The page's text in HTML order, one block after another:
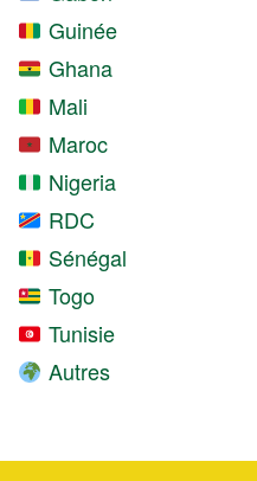
Guinée
Ghana
Mali
Maroc
Nigeria
RDC
Sénégal
Togo
Tunisie
Autres